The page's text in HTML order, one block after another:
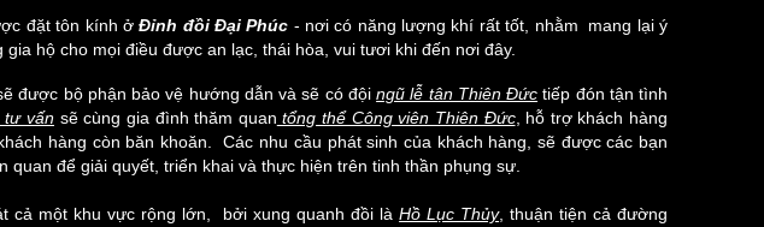
đặt tôn kính ởĐỉnh đồi Đại Phúc - nơi có năng lượng khí rất tốt, nhằm mang lại ý
hộ cho mọi điều được an lạc, thái hòa, vui tươi khi đến nơi đây.
được bộ phận bảo vệ hướng dẫn và sẽ có độingũ lễ tân Thiên Đức tiếp đón tận tình
tư vấn sẽ cùng gia đình thăm quan tổng thể Công viên Thiên Đức, hỗ trợ khách hàng
hàng còn băn khoăn. Các nhu cầu phát sinh của khách hàng, sẽ được các bạn
quan để giải quyết, triển khai và thực hiện trên tinh thần phụng sự.
cả một khu vực rộng lớn, bởi xung quanh đồi làHồ Lục Thủy, thuận tiện cả đường